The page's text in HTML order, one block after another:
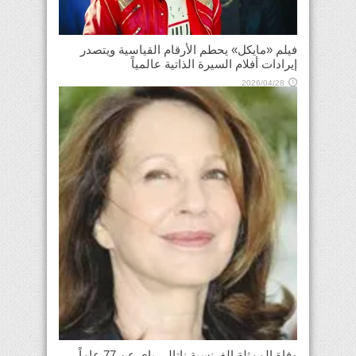
فيلم «مايكل» يحطم الأرقام القياسية ويتصدر
إيرادات أفلام السيرة الذاتية عالمياً
2026/04/28